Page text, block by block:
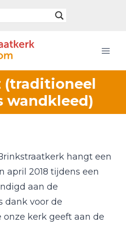
(traditioneel
wandkleed)
hangt een
april 2018 tijdens een
aan de
dank voor de
kerk geeft aan de